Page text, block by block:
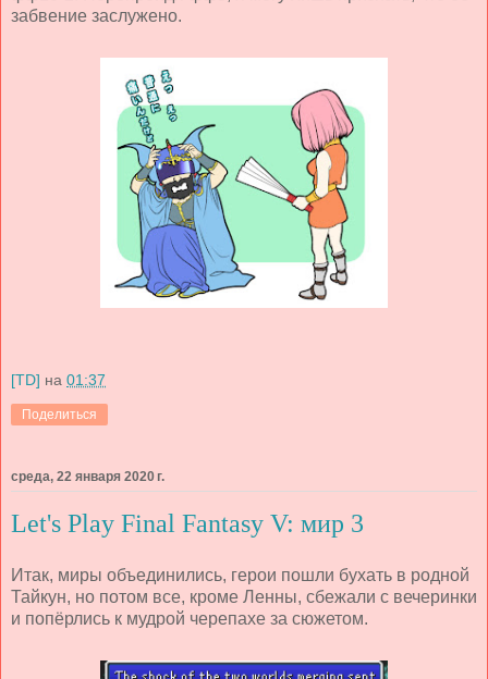
забвение заслужено.
[TD] на 01:37
Поделиться
среда, 22 января 2020 г.
Let's Play Final Fantasy V: мир 3
Итак, миры объединились, герои пошли бухать в родной
Тайкун, но потом все, кроме Ленны, сбежали с вечеринки
и попёрлись к мудрой черепахе за сюжетом.